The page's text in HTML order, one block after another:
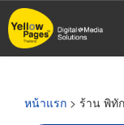
ข้าม
ไป
หน้าแรก > ร้าน พิทั